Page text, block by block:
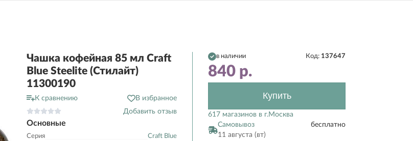
Чашка кофейная 85 мл Craft
Blue Steelite (Стилайт)
11300190
К сравнению
В избранное
Добавить отзыв
Основные
Серия
Craft Blue
в наличии Код: 137647
840 р.
Купить
617 магазинов в г.Москва
Самовывоз
11 августа (вт)
бесплатно